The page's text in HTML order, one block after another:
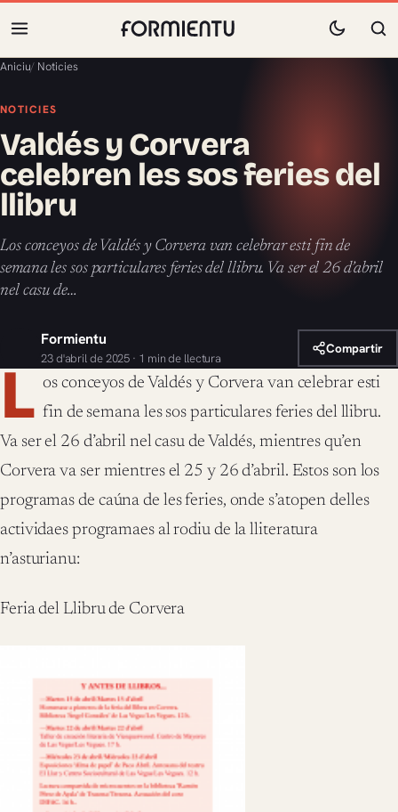
Aniciu/ Noticies
NOTICIES
Valdés y Corvera
celebren les sos feries del
llibru
Los conceyos de Valdés y Corvera van celebrar esti fin de
semana les sos particulares feries del llibru. Va ser el 26 d’abril
nel casu de…
Formientu
23 d'abril de 2025 · 1 min de llectura
Compartir
L os conceyos de Valdés y Corvera van celebrar esti
fin de semana les sos particulares feries del llibru.
Va ser el 26 d’abril nel casu de Valdés, mientres qu’en
Corvera va ser mientres el 25 y 26 d’abril. Estos son los
programas de caúna de les feries, onde s’atopen delles
actividaes programaes al rodiu de la lliteratura
n’asturianu:
Feria del Llibru de Corvera